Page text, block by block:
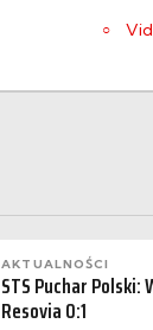
AKTUALNOŚCI
STS Puchar Polski:
Resovia 0:1